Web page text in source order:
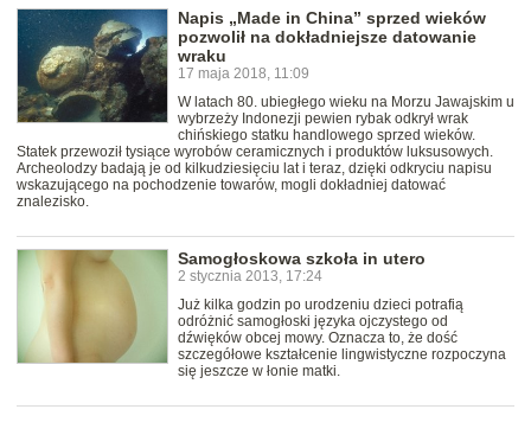
Napis „Made in China” sprzed wieków
pozwolił na dokładniejsze datowanie
wraku
17 maja 2018, 11:09
W latach 80. ubiegłego wieku na Morzu Jawajskim u
wybrzeży Indonezji pewien rybak odkrył wrak
chińskiego statku handlowego sprzed wieków.
Statek przewoził tysiące wyrobów ceramicznych i produktów luksusowych.
Archeolodzy badają je od kilkudziesięciu lat i teraz, dzięki odkryciu napisu
wskazującego na pochodzenie towarów, mogli dokładniej datować
znalezisko.
Samogłoskowa szkoła in utero
2 stycznia 2013, 17:24
Już kilka godzin po urodzeniu dzieci potrafią
odróżnić samogłoski języka ojczystego od
dźwięków obcej mowy. Oznacza to, że dość
szczegółowe kształcenie lingwistyczne rozpoczyna
się jeszcze w łonie matki.